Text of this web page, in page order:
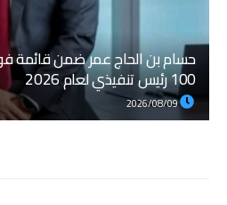
حسام بن الحاج عمر ضمن قائمة
100 رئيس تنفيذي لعام 2026
2026/08/09